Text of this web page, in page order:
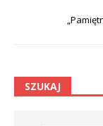
SZUKAJ